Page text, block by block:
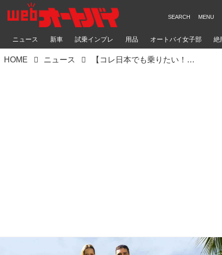
ニュース 新車 試乗インプレ 用品 オートバイ女子部 絶
HOME ニュース 【コレ日本でも乗りたい！】スズキ「V-STROM 160」はちょうどいいサイズと精悍スタイルが魅力のライト・アドベンチャー！【世界でがんばる!! 日本メーカーの珍車大図鑑 Vol.32】